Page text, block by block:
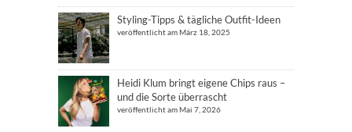
Styling-Tipps & tägliche Outfit-Ideen
veröffentlicht am März 18, 2025
Heidi Klum bringt eigene Chips raus –
und die Sorte überrascht
veröffentlicht am Mai 7, 2026